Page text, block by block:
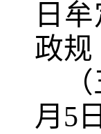
日
政规
（
月 5